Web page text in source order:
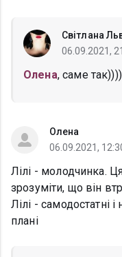
Світлана
06.09.2021,
Олена, саме так))))
Олена
06.09.2021,
Лілі - молодчинка.
зрозуміти, що він
Лілі - самодостатні
плані